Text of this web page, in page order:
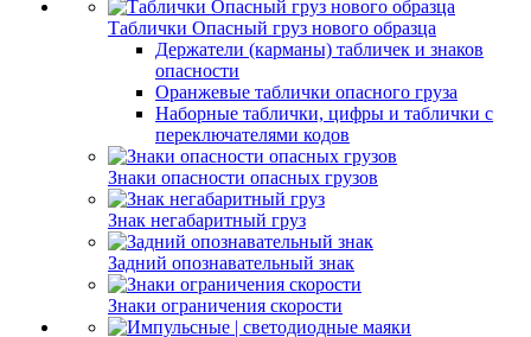
Таблички Опасный груз нового образца
Держатели (карманы) табличек и знаков
опасности
Оранжевые таблички опасного груза
Наборные таблички, цифры и таблички с
переключателями кодов
Знаки опасности опасных грузов
Знак негабаритный груз
Задний опознавательный знак
Знаки ограничения скорости